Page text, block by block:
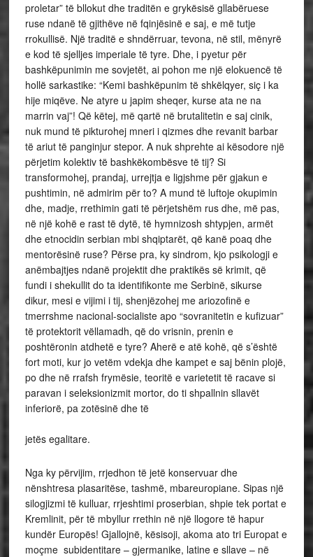
proletar” të bllokut dhe traditën e grykësisë gllabëruese
ruse ndanë të gjithëve në fqinjësinë e saj, e më tutje
rrokullisë. Një traditë e shndërruar, tevona, në stil, mënyrë
e kod të sjelljes imperiale të tyre. Dhe, i pyetur për
bashkëpunimin me sovjetët, ai pohon me një elokuencë të
hollë sarkastike: “Kemi bashkëpunim të shkëlqyer, siç i ka
hije miqëve. Ne atyre u japim sheqer, kurse ata ne na
marrin vaj”! Që këtej, më qartë në brutalitetin e saj cinik,
nuk mund të pikturohej mneri i qizmes dhe revanit barbar
të ariut të panginjur stepor. A nuk shprehte ai kësodore një
përjetim kolektiv të bashkëkombësve të tij? Si
transformohej, prandaj, urrejtja e ligjshme për gjakun e
pushtimin, në admirim për to? A mund të luftoje okupimin
dhe, madje, rrethimin gati të përjetshëm rus dhe, më pas,
në një kohë e rast të dytë, të hymnizosh shtypjen, armët
dhe etnocidin serbian mbi shqiptarët, që kanë poaq dhe
mentorësinë ruse? Përse pra, ky sindrom, kjo psikologji e
anëmbajtjes ndanë projektit dhe praktikës së krimit, që
fundi i shekullit do ta identifikonte me Serbinë, sikurse
dikur, mesi e vijimi i tij, shenjëzohej me ariozofinë e
tmerrshme nacional-socialiste apo “sovranitetin e kufizuar”
të protektorit vëllamadh, që do vrisnin, prenin e
poshtëronin atdhetë e tyre? Aherë e atë kohë, që s’është
fort moti, kur jo vetëm vdekja dhe kampet e saj bënin plojë,
po dhe në rrafsh frymësie, teoritë e varietetit të racave si
paravan i seleksionizmit mortor, do ti shpallnin sllavët
inferiorë, pa zotësinë dhe të
jetës egalitare.
Nga ky përvijim, rrjedhon të jetë konservuar dhe
nënshtresa plasaritëse, tashmë, mbareuropiane. Sipas një
silogjizmi të kulluar, rrjeshtimi proserbian, shpie tek portat e
Kremlinit, për të mbyllur rrethin në një llogore të hapur
kundër Europës! Gjallojnë, kësisoji, akoma ato tri Europat e
moçme subidentitare – gjermanike, latine e sllave – në